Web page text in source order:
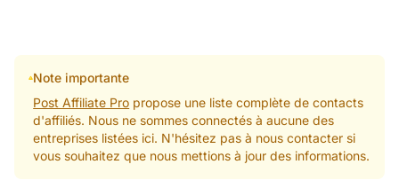
Note importante
Post Affiliate Pro propose une liste complète de contacts
d'affiliés. Nous ne sommes connectés à aucune des
entreprises listées ici. N'hésitez pas à nous contacter si
vous souhaitez que nous mettions à jour des informations.